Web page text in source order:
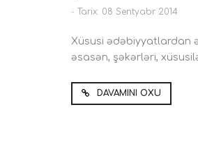
- Tarix: 08 Sentyabr 2014
Xüsusi ədəbiyyatlardan
əsasən, şəkərləri,
DAVAMINI OXU